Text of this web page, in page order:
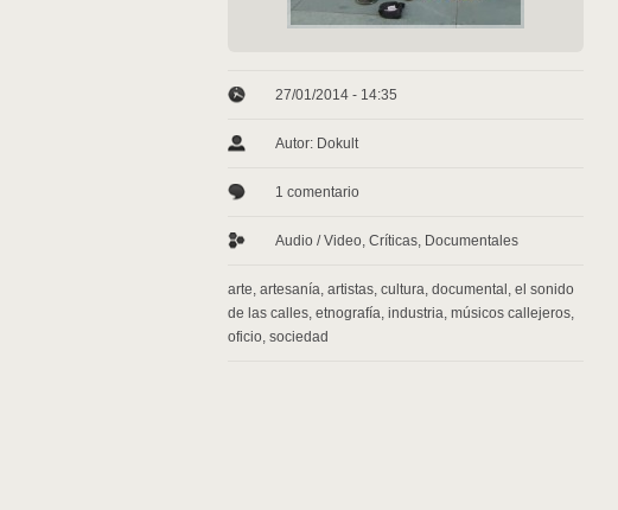
27/01/2014 - 14:35
Autor: Dokult
1 comentario
Audio / Video, Críticas, Documentales
arte, artesanía, artistas, cultura, documental , el sonido
de las calles, etnografía, industria, músicos callejeros,
oficio, sociedad